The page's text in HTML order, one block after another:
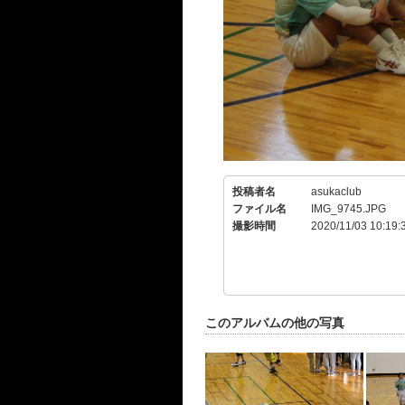
投稿者名
asukaclub
ファイル名
IMG_9745.JPG
撮影時間
2020/11/03
このアルバムの他の写真